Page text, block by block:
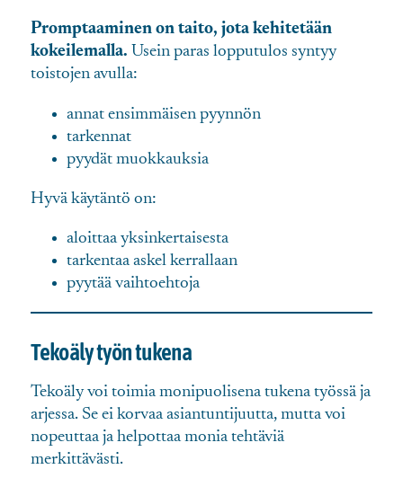
Promptaaminen on taito, jota kehitetään
kokeilemalla. Usein paras lopputulos syntyy
toistojen avulla:
annat ensimmäisen pyynnön
tarkennat
pyydät muokkauksia
Hyvä käytäntö on:
aloittaa yksinkertaisesta
tarkentaa askel kerrallaan
pyytää vaihtoehtoja
Tekoäly työn tukena
Tekoäly voi toimia monipuolisena tukena työssä ja
arjessa. Se ei korvaa asiantuntijuutta, mutta voi
nopeuttaa ja helpottaa monia tehtäviä
merkittävästi.